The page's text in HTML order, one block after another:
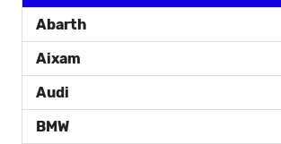
Abarth
Aixam
Audi
BMW